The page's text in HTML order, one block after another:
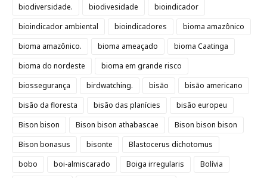
biodiversidade.
biodivesidade
bioindicador
bioindicador ambiental
bioindicadores
bioma amazônico
bioma amazônico.
bioma ameaçado
bioma Caatinga
bioma do nordeste
bioma em grande risco
biossegurança
birdwatching. bisão
bisão americano
bisão da floresta
bisão das planícies
bisão europeu
Bison bison
Bison bison athabascae
Bison bison bison
Bison bonasus
bisonte
Blastocerus dichotomus
bobo
boi-almiscarado Boiga irregularis
Bolívia